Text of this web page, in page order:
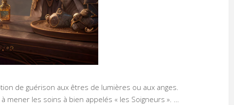
de guérison aux êtres de lumières ou aux anges.
mener les soins à bien appelés « les Soigneurs ». …